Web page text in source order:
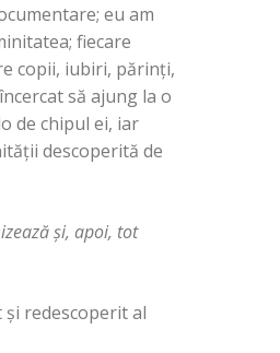
eu am
fiecare
copii, iubiri, părinţi,
să ajung la o
de chipul ei, iar
descoperită de
şi, apoi, tot
redescoperit al